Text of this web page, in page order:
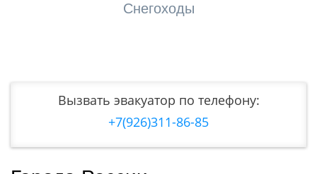
Снегоходы
Вызвать эвакуатор по телефону:
+7(926)311-86-85